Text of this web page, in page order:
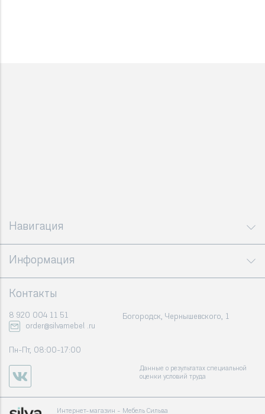
Навигация
Информация
Контакты
8 920 004 11 51
order@silvamebel .ru
Пн-Пт, 08:00-17:00
Богородск, Чернышевского, 1
Данные о результатах специальной
оценки условий труда
Интернет-магазин - Мебель Сильва